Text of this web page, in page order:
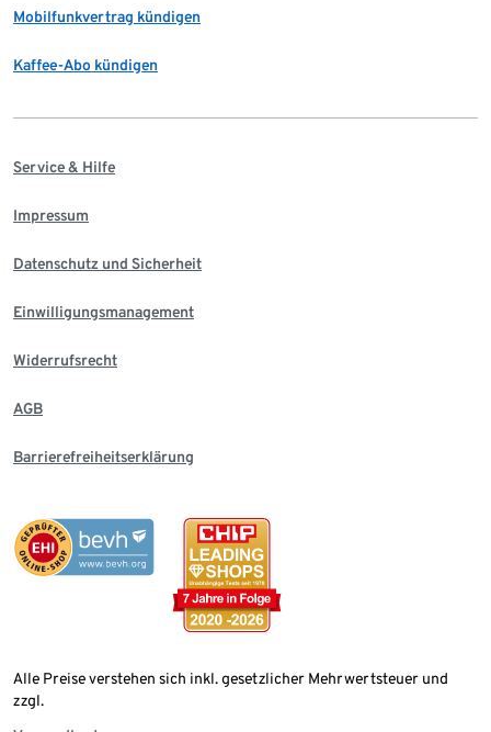
Mobilfunkvertrag kündigen
Kaffee-Abo kündigen
Service & Hilfe
Impressum
Datenschutz und Sicherheit
Einwilligungsmanagement
Widerrufsrecht
AGB
Barrierefreiheitserklärung
Alle Preise verstehen sich inkl. gesetzlicher Mehrwertsteuer und
zzgl.